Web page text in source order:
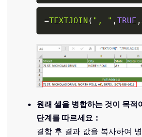
=TEXTJOIN ( ", " , TRUE ,
원래 셀을 병합하는 것이 목적
단계를 따르세요：
결합 후 결과 값을 복사하여